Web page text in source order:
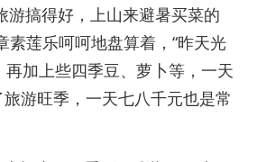
游搞得好，上山来避暑买菜的
素莲乐呵呵地盘算着，“昨天光
加上些四季豆、萝卜等，一天
游旺季，一天七八千元也是常